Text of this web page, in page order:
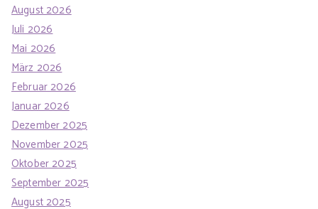
August 2026
Juli 2026
Mai 2026
März 2026
Februar 2026
Januar 2026
Dezember 2025
November 2025
Oktober 2025
September 2025
August 2025